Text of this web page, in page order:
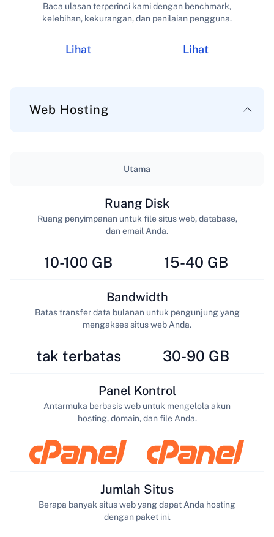
Lihat
Baca ulasan terperinci kami dengan benchmark,
kelebihan, kekurangan, dan penilaian pengguna.
Lihat
Web Hosting
Utama
10-100 GB
Ruang Disk
Ruang penyimpanan untuk file situs web, database,
dan email Anda.
15-40 GB
tak terbatas
Bandwidth
Batas transfer data bulanan untuk pengunjung yang
mengakses situs web Anda.
30-90 GB
Panel Kontrol
Antarmuka berbasis web untuk mengelola akun
hosting, domain, dan file Anda.
Jumlah Situs
Berapa banyak situs web yang dapat Anda hosting
dengan paket ini.